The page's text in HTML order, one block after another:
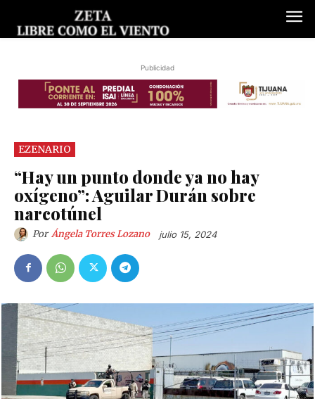
Publicidad
EZENARIO
“Hay un punto donde ya no hay
oxígeno”: Aguilar Durán sobre
narcotúnel
Por Ángela Torres Lozano julio 15, 2024